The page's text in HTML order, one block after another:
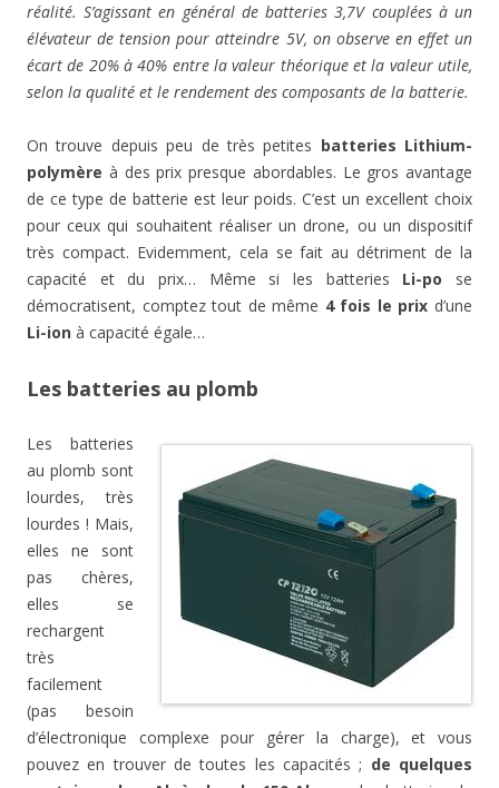
réalité. S’agissant en général de batteries 3,7V couplées à un
élévateur de tension pour atteindre 5V, on observe en effet un
écart de 20% à 40% entre la valeur théorique et la valeur utile,
selon la qualité et le rendement des composants de la batterie.
On trouve depuis peu de très petites batteries Lithium-
polymère à des prix presque abordables. Le gros avantage
de ce type de batterie est leur poids. C’est un excellent choix
pour ceux qui souhaitent réaliser un drone, ou un dispositif
très compact. Evidemment, cela se fait au détriment de la
capacité et du prix… Même si les batteries Li-po se
démocratisent, comptez tout de même 4 fois le prix d’une
Li-ion à capacité égale…
Les batteries au plomb
Les batteries
au plomb sont
lourdes, très
lourdes ! Mais,
elles ne sont
pas chères,
elles se
rechargent
très
facilement
(pas besoin
d’électronique complexe pour gérer la charge), et vous
pouvez en trouver de toutes les capacités ; de quelques